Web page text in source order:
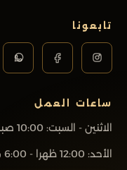
تابعونا
ساعات العمل
الاثنين - السبت: 10:00 صباحا - 8:00 مساء
الأحد: 12:00 ظهرا - 6:00 مساء